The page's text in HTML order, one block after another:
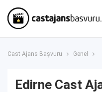
Cast Ajans Başvuru Genel
Edirne Cast